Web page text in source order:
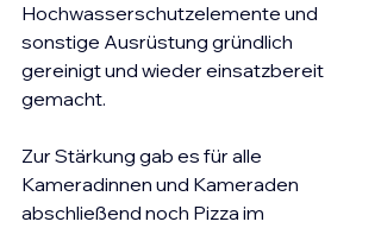
Hochwasserschutzelemente und
sonstige Ausrüstung gründlich
gereinigt und wieder einsatzbereit
gemacht.
Zur Stärkung gab es für alle
Kameradinnen und Kameraden
abschließend noch Pizza im